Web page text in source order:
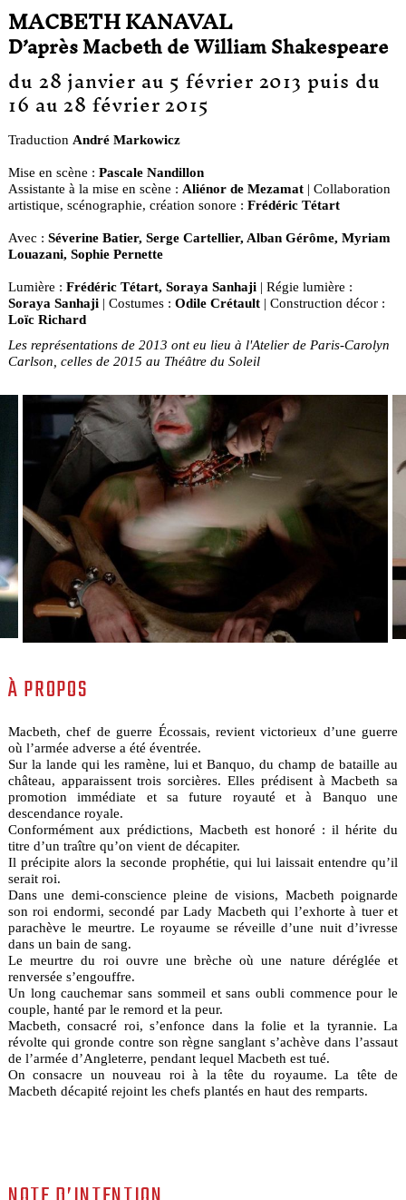
MACBETH KANAVAL
D’après Macbeth de William Shakespeare
du 28 janvier au 5 février 2013 puis du
16 au 28 février 2015
Traduction André Markowicz
Mise en scène : Pascale Nandillon
Assistante à la mise en scène : Aliénor de Mezamat| Collaboration
artistique, scénographie, création sonore : Frédéric Tétart
Avec : Séverine Batier, Serge Cartellier, Alban Gérôme, Myriam
Louazani, Sophie Pernette
Lumière : Frédéric Tétart, Soraya Sanhaji| Régie lumière :
Soraya Sanhaji| Costumes : Odile Crétault| Construction décor :
Loïc Richard
Les représentations de 2013 ont eu lieu à l'Atelier de Paris-Carolyn
Carlson, celles de 2015 au Théâtre du Soleil
À PROPOS
Macbeth, chef de guerre Écossais, revient victorieux d’une guerre
où l’armée adverse a été éventrée.
Sur la lande qui les ramène, lui et Banquo, du champ de bataille au
château, apparaissent trois sorcières. Elles prédisent à Macbeth sa
promotion immédiate et sa future royauté et à Banquo une
descendance royale.
Conformément aux prédictions, Macbeth est honoré : il hérite du
titre d’un traître qu’on vient de décapiter.
Il précipite alors la seconde prophétie, qui lui laissait entendre qu’il
serait roi.
Dans une demi-conscience pleine de visions, Macbeth poignarde
son roi endormi, secondé par Lady Macbeth qui l’exhorte à tuer et
parachève le meurtre. Le royaume se réveille d’une nuit d’ivresse
dans un bain de sang.
Le meurtre du roi ouvre une brèche où une nature déréglée et
renversée s’engouffre.
Un long cauchemar sans sommeil et sans oubli commence pour le
couple, hanté par le remord et la peur.
Macbeth, consacré roi, s’enfonce dans la folie et la tyrannie. La
révolte qui gronde contre son règne sanglant s’achève dans l’assaut
de l’armée d’Angleterre, pendant lequel Macbeth est tué.
On consacre un nouveau roi à la tête du royaume. La tête de
Macbeth décapité rejoint les chefs plantés en haut des remparts.